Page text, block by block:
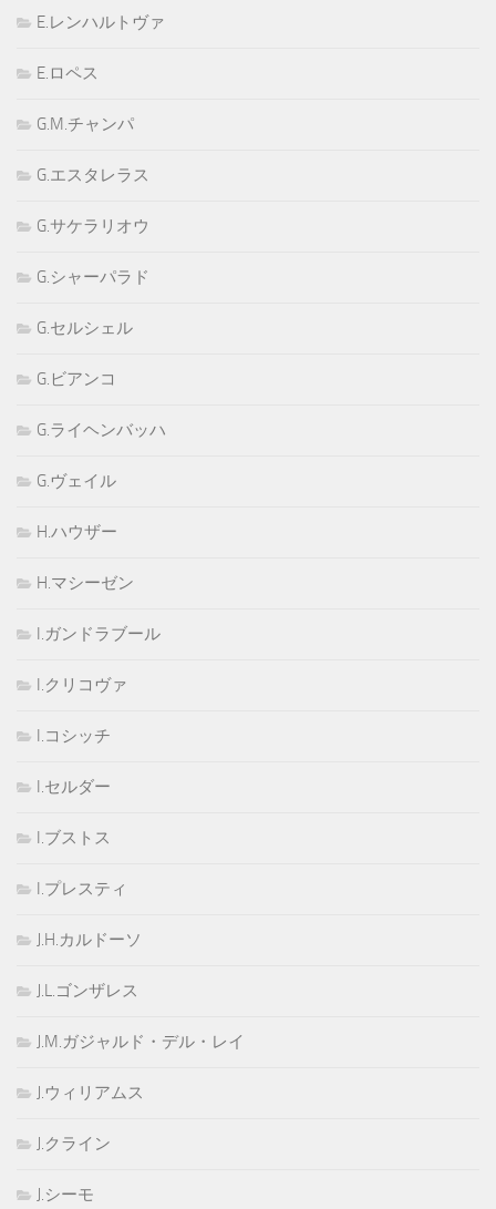
E.レンハルトヴァ
E.ロペス
G.M.チャンパ
G.エスタレラス
G.サケラリオウ
G.シャーパラド
G.セルシェル
G.ビアンコ
G.ライヘンバッハ
G.ヴェイル
H.ハウザー
H.マシーゼン
I.ガンドラブール
I.クリコヴァ
I.コシッチ
I.セルダー
I.ブストス
I.プレスティ
J.H.カルドーソ
J.L.ゴンザレス
J.M.ガジャルド・デル・レイ
J.ウィリアムス
J.クライン
J.シーモ